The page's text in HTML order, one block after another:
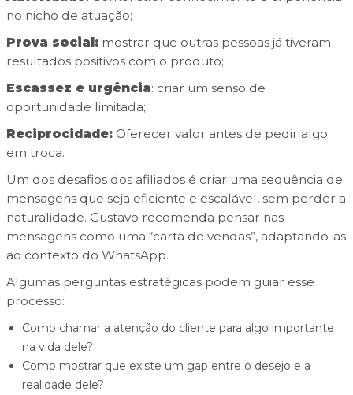
no nicho de atuação;
Prova social:mostrar que outras pessoas já tiveram
resultados positivos com o produto;
Escassez e urgência: criar um senso de
oportunidade limitada;
Reciprocidade:Oferecer valor antes de pedir algo
em troca.
Um dos desafios dos afiliados é criar uma sequência de
mensagens que seja eficiente e escalável, sem perder a
naturalidade. Gustavo recomenda pensar nas
mensagens como uma “carta de vendas”, adaptando-as
ao contexto do WhatsApp.
Algumas perguntas estratégicas podem guiar esse
processo:
Como chamar a atenção do cliente para algo importante
na vida dele?
Como mostrar que existe um gap entre o desejo e a
realidade dele?